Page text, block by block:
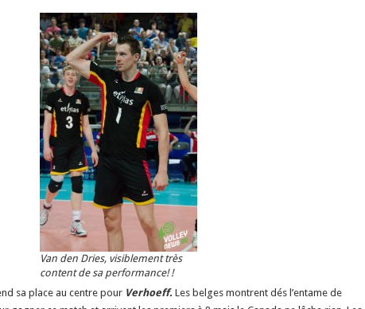
Van den Dries, visiblement très
content de sa performance! !
sa place au centre pour Verhoeff. Les belges montrent dés l’entame de